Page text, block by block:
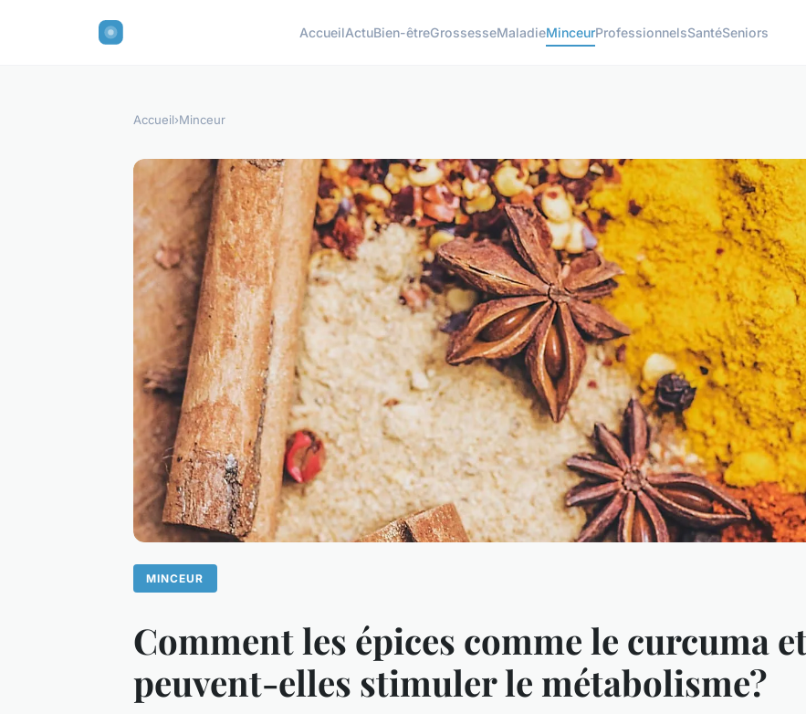
AccueilActuBien-êtreGrossesseMaladieMinceurProfessionnelsSantéSeniors
Accueil›Minceur
MINCEUR
Comment les épices comme le curcuma
peuvent-elles stimuler le métabolisme?